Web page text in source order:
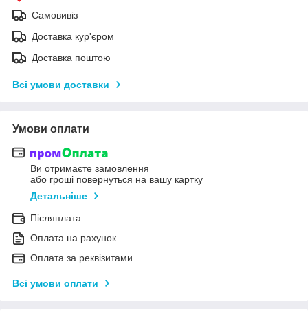
Самовивіз
Доставка кур'єром
Доставка поштою
Всі умови доставки
Умови оплати
Ви отримаєте замовлення
або гроші повернуться на вашу картку
Детальніше
Післяплата
Оплата на рахунок
Оплата за реквізитами
Всі умови оплати